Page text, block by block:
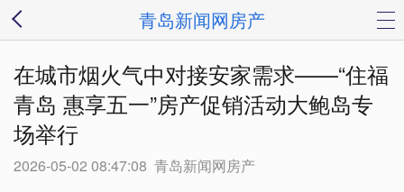
青岛新闻网房产
在城市烟火气中对接安家需求——“住福
青岛 惠享五一”房产促销活动大鲍岛专
场举行
2026-05-02 08:47:08 青岛新闻网房产